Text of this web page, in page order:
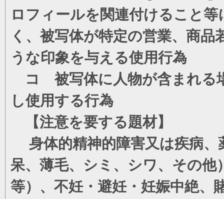
ロフィールを関連付けること
く、被写体が特定の営業、商
うな印象を与える使用行為
コ 被写体に人物が含まれる
し使用する行為
【注意を要する題材】
身体的精神的障害又は疾病、
呆、薄毛、シミ、シワ、その他
等）、不妊・避妊・妊娠中絶、